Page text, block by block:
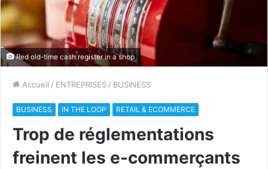
Red old-time cash register in a shop
Accueil / ENTREPRISES / BUSINESS
BUSINESS IN THE LOOP RETAIL & ECOMMERCE
Trop de réglementations
freinent les e-commerçants